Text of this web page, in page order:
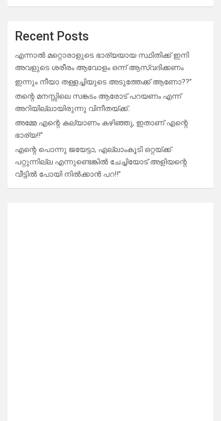
Recent Posts
എന്നാൽ മറ്റൊരാളുടെ ഭാര്യയായ സ്ഥിതിക്ക് ഇനി
അവളുടെ ശരീരം ആവോളം ഒന്ന് ആസ്വദിക്കണം
ഇന്നും നീയാ തള്ളച്ചിയുടെ അടുത്തേക്ക് ആണോ??”
തന്റെ മനസ്സിലെ സങ്കടം ആരോട് പറയണം എന്ന്
അറിയില്ലായിരുന്നു വിനീതയ്ക്ക്..
അമ്മേ എന്റെ കല്യാണം കഴിഞ്ഞു, ഇതാണ് എന്റെ
ഭാര്യ!!”
എന്റെ പൊന്നു ജയേട്ടാ, എല്ലാംകൂടി ഒറ്റയ്ക്ക്
പറ്റുന്നില്ല എന്നുണ്ടെങ്കിൽ ചേച്ചിയോട് അളിയന്റെ
വീട്ടിൽ പോയി നിൽക്കാൻ പറ!!”